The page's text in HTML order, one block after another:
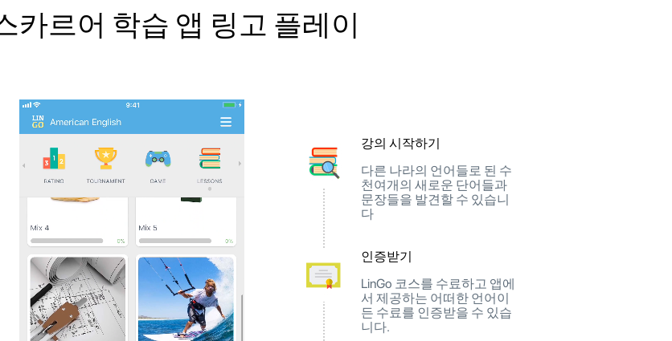
카르어 학습 앱 링고 플레이
강의 시작하기
다른 나라의 언어들로 된 수
천여개의 새로운 단어들과
문장들을 발견할 수 있습니
다
인증받기
LinGo 코스를 수료하고 앱에
서 제공하는 어떠한 언어이
든 수료를 인증받을 수 있습
니다.